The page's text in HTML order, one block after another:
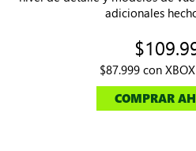
adicionales
$87.999 con
COMPRAR